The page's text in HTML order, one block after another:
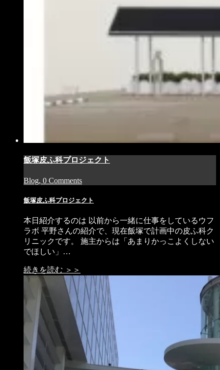
飯塚皮ふ科プロジェクト
Blog, 0 Comments
飯塚皮ふ科プロジェクト
本日紹介するのは 以前から一緒に仕事をしているウフ
ラボ 平野さんの紹介で、現在飯塚で計画中の皮ふ科ク
リニックです。 施主からは「あまりかっこよくしない
でほしい」…
続きを読む ＞＞